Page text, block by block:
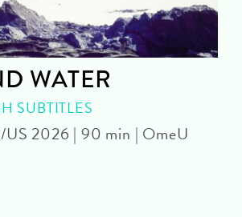
WATER
SUBTITLES
US 2026 | 90 min | OmeU